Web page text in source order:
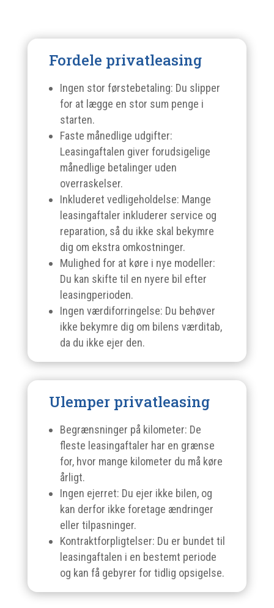
Fordele privatleasing
Ingen stor førstebetaling: Du slipper
for at lægge en stor sum penge i
starten.
Faste månedlige udgifter:
Leasingaftalen giver forudsigelige
månedlige betalinger uden
overraskelser.
Inkluderet vedligeholdelse: Mange
leasingaftaler inkluderer service og
reparation, så du ikke skal bekymre
dig om ekstra omkostninger.
Mulighed for at køre i nye modeller:
Du kan skifte til en nyere bil efter
leasingperioden.
Ingen værdiforringelse: Du behøver
ikke bekymre dig om bilens værditab,
da du ikke ejer den.
Ulemper privatleasing
Begrænsninger på kilometer: De
fleste leasingaftaler har en grænse
for, hvor mange kilometer du må køre
årligt.
Ingen ejerret: Du ejer ikke bilen, og
kan derfor ikke foretage ændringer
eller tilpasninger.
Kontraktforpligtelser: Du er bundet til
leasingaftalen i en bestemt periode
og kan få gebyrer for tidlig opsigelse.